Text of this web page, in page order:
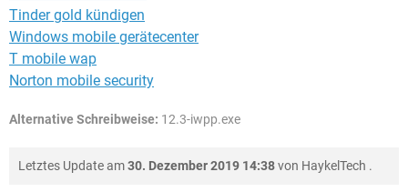
Tinder gold kündigen
Windows mobile gerätecenter
T mobile wap
Norton mobile security
Alternative Schreibweise: 12.3-iwpp.exe
Letztes Update am30. Dezember 2019 14:38von HaykelTech .